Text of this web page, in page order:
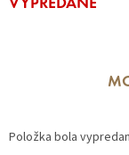
VYPREDANÉ
Položka bola